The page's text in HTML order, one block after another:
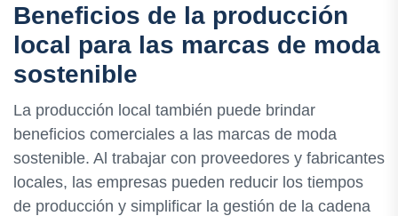
Beneficios de la producción
local para las marcas de moda
sostenible
La producción local también puede brindar
beneficios comerciales a las marcas de moda
sostenible. Al trabajar con proveedores y fabricantes
locales, las empresas pueden reducir los tiempos
de producción y simplificar la gestión de la cadena